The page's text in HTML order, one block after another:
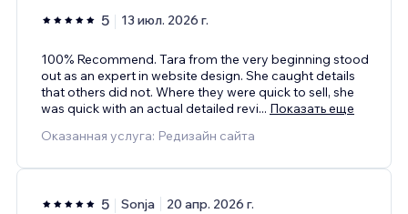
5 13 июл. 2026 г.
100% Recommend. Tara from the very beginning stood
out as an expert in website design. She caught details
that others did not. Where they were quick to sell, she
was quick with an actual detailed revi... Показать еще
Оказанная услуга: Редизайн сайта
5 Sonja 20 апр. 2026 г.